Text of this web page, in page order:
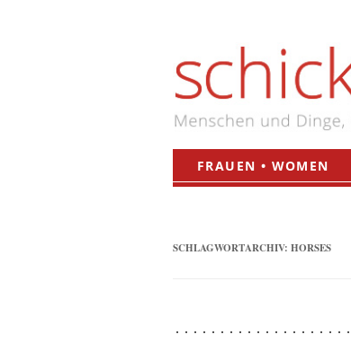
FRAUEN • WOMEN
SCHLAGWORTARCHIV: HORSES